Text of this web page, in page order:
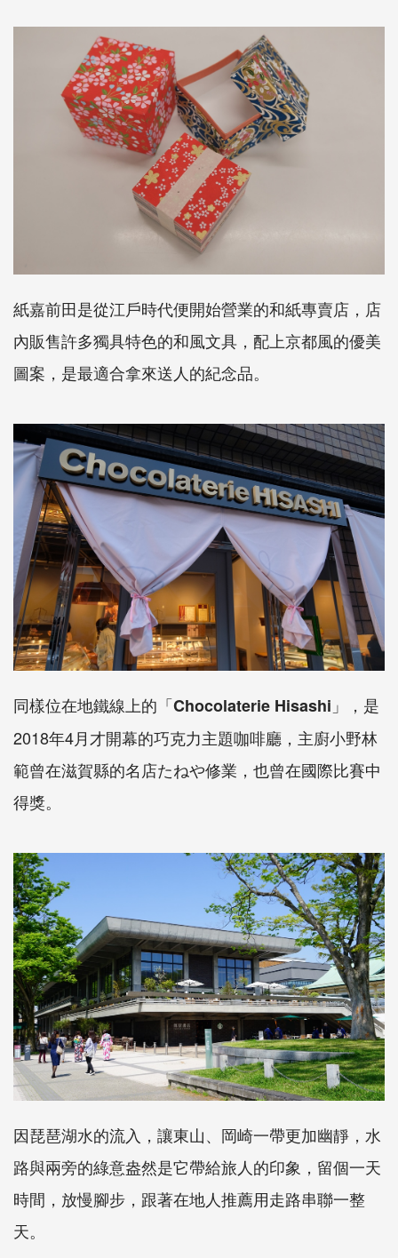
紙嘉前田是從江戶時代便開始營業的和紙專賣店，店
內販售許多獨具特色的和風文具，配上京都風的優美
圖案，是最適合拿來送人的紀念品。
同樣位在地鐵線上的「Chocolaterie Hisashi 」，是
2018年4月才開幕的巧克力主題咖啡廳，主廚小野林
範曾在滋賀縣的名店たねや修業，也曾在國際比賽中
得獎。
因琵琶湖水的流入，讓東山、岡崎一帶更加幽靜，水
路與兩旁的綠意盎然是它帶給旅人的印象，留個一天
時間，放慢腳步，跟著在地人推薦用走路串聯一整
天。